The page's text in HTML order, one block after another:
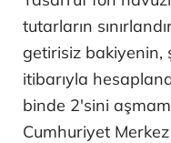
tutarların
getirisiz bakiyenin,
itibarıyla
binde 2'sini
Cumhuriyet